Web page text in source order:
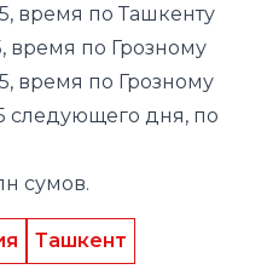
время по Ташкенту
время по Грозному
время по Грозному
следующего дня, по
сумов.
Ташкент